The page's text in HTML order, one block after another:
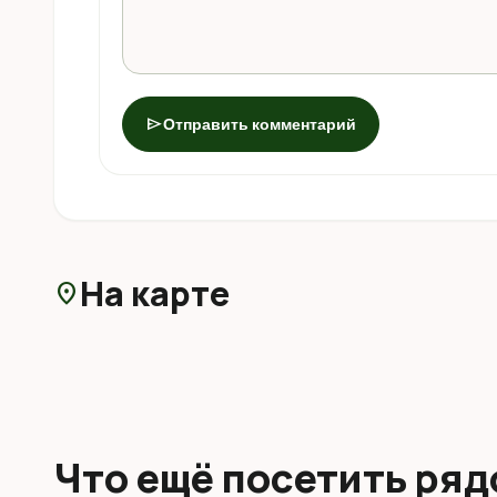
sendОтправить комментарий
location_on На карте
Что ещё посетить